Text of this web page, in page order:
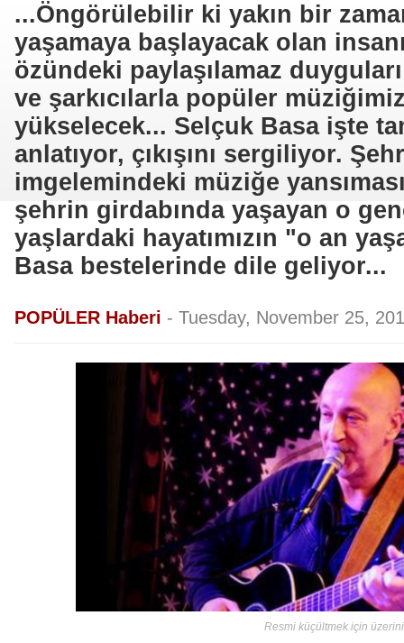
...Öngörülebilir ki yakın bir
yaşamaya başlayacak olan
özündeki paylaşılamaz
ve şarkıcılarla popüler
yükselecek... Selçuk Basa işte
anlatıyor, çıkışını sergiliyor.
imgelemindeki müziğe
şehrin girdabında yaşayan o
yaşlardaki hayatımızın "o an
Basa bestelerinde dile geliyor...
POPÜLER Haberi - Tuesday, November 25,
Resmi küçültmek için üzerini